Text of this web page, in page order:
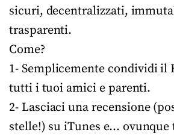
sicuri, decentralizzati,
trasparenti.
Come?
1- Semplicemente condividi il
tutti i tuoi amici e parenti.
2- Lasciaci una recensione
stelle!) su iTunes e… ovunque